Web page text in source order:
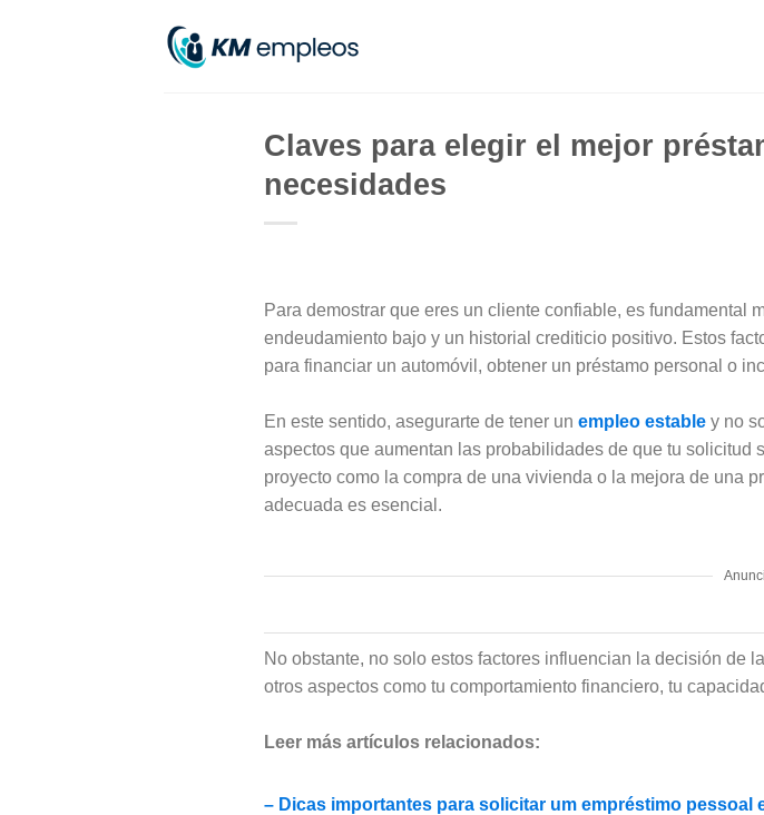
Claves para elegir el mejor
necesidades
Para demostrar que eres un cliente confiable, es fundamental
endeudamiento bajo y un historial crediticio positivo. Estos
para financiar un automóvil, obtener un préstamo personal o
En este sentido, asegurarte de tener un empleo estable y no
aspectos que aumentan las probabilidades de que tu solicitud
proyecto como la compra de una vivienda o la mejora de una
adecuada es esencial.
No obstante, no solo estos factores influencian la decisión de
otros aspectos como tu comportamiento financiero, tu
Leer más artículos relacionados:
– Dicas importantes para solicitar um empréstimo pessoal